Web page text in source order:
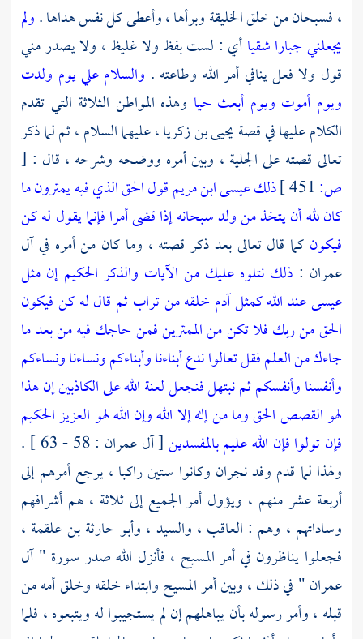
، فسبحان من خلق الخليقة وبرأها ، وأعطى كل نفس هداها .ولم
يجعلني جبارا شقياأي : لست بفظ ولا غليظ ، ولا يصدر مني
قول ولا فعل ينافي أمر الله وطاعته . والسلام علي يوم ولدت
ويوم أموت ويوم أبعث حيا وهذه المواطن الثلاثة التي تقدم
الكلام عليها في قصةيحيى بن زكريا ،عليهما السلام ، ثم لما ذكر
تعالى قصته على الجلية ، وبين أمره ووضحه وشرحه ، قال : [
ص:
ذلك عيسى ابن مريم قول الحق الذي فيه يمترون ما
كان لله أن يتخذ من ولد سبحانه إذا قضى أمرا فإنما يقول له كن
فيكون كما قال تعالى بعد ذكر قصته ، وما كان من أمره في آل
عمران : ذلك نتلوه عليك من الآيات والذكر الحكيم إن مثل
عيسى عند الله كمثل آدم خلقه من تراب ثم قال له كن فيكون
الحق من ربك فلا تكن من الممترين فمن حاجك فيه من بعد ما
جاءك من العلم فقل تعالوا ندع أبناءنا وأبناءكم ونساءنا ونساءكم
وأنفسنا وأنفسكم ثم نبتهل فنجعل لعنة الله على الكاذبين إن هذا
لهو القصص الحق وما من إله إلا الله وإن الله لهو العزيز الحكيم
فإن تولوا فإن الله عليم بالمفسدين
[ آل عمران : 58 - 63 ] .
ولهذا لما قدم وفدنجران وكانوا ستين راكبا ، يرجع أمرهم إلى
أربعة عشر منهم ، ويؤول أمر الجميع إلى ثلاثة ، هم أشرافهم
وساداتهم ، وهم : العاقب ، والسيد ، وأبو حارثة بن علقمة ،
فجعلوا يناظرون في أمر المسيح ، فأنزل الله صدر سورة " آل
عمران " في ذلك ، وبين أمر المسيح وابتداء خلقه وخلق أمه من
قبله ، وأمر رسوله بأن يباهلهم إن لم يستجيبوا له ويتبعوه ، فلما